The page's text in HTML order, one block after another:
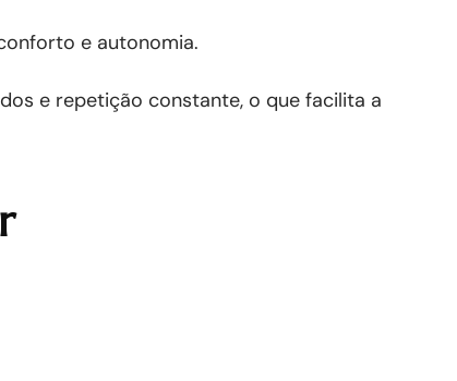
e autonomia.
e repetição constante, o que facilita a